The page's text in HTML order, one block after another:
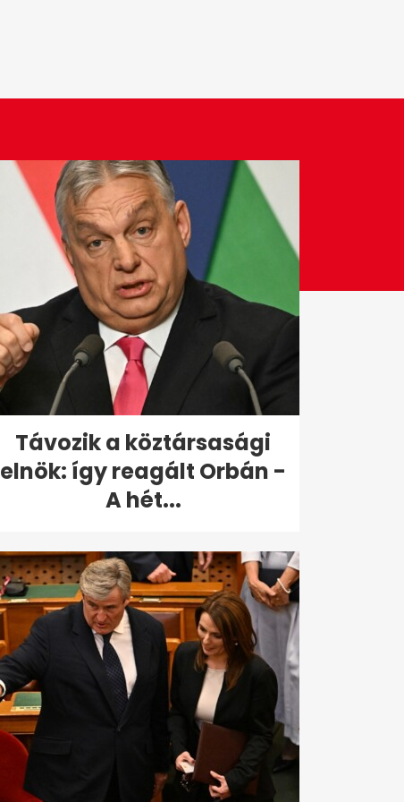
Távozik a köztársasági
elnök: így reagált Orbán -
A hét...